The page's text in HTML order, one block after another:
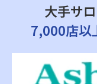
大手サ
7,000店以